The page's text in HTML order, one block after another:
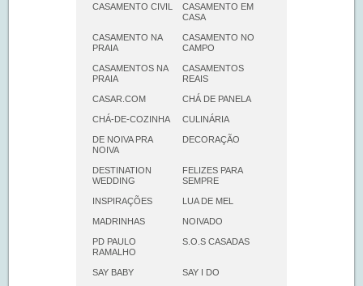
CASAMENTO CIVIL
CASAMENTO EM
CASA
CASAMENTO NA
PRAIA
CASAMENTO NO
CAMPO
CASAMENTOS NA
PRAIA
CASAMENTOS
REAIS
CASAR.COM CHÁ DE PANELA
CHÁ-DE-COZINHA CULINÁRIA
DE NOIVA PRA
NOIVA
DECORAÇÃO
DESTINATION
WEDDING
FELIZES PARA
SEMPRE
INSPIRAÇÕES LUA DE MEL
MADRINHAS NOIVADO
PD PAULO
RAMALHO
S.O.S CASADAS
SAY BABY SAY I DO